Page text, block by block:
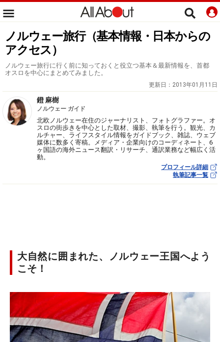
ノルウェー旅行（基本情報・日本からの
アクセス）
ノルウェー旅行に行く前に知っておくと役立つ基本＆最新情報を、首都
オスロを中心にまとめてみました。
更新日： 2013年01月11日
鐙 麻樹
ノルウェー ガイド
北欧ノルウェー在住のジャーナリスト、フォトグラファー。オ
スロの街歩きを中心とした取材、撮影、執筆を行う。観光、カ
ルチャー、ライフスタイル情報をガイドブック、雑誌、ウェブ
媒体に数多く寄稿。メディア・企業向けのコーディネート、6
ヶ国語の海外ニュース翻訳・リサーチ、通訳業務など幅広く活
動。
プロフィール詳細
執筆記事一覧
大自然に囲まれた、ノルウェー王国へよう
こそ！